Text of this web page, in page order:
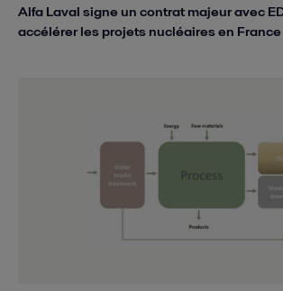
Alfa Laval signe un contrat majeur avec
accélérer les projets nucléaires en France